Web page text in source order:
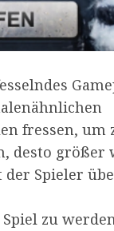
fressen, um
desto größer
Spieler
zu